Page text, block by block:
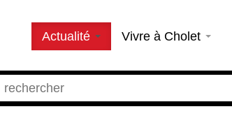
Actualité Vivre à Cholet